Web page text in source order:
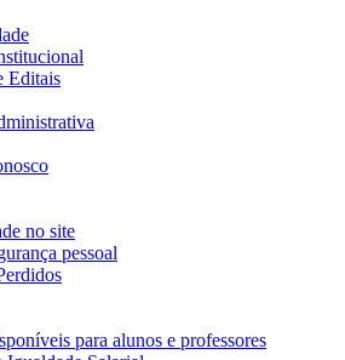
Editais
no site
pessoal
para alunos e professores